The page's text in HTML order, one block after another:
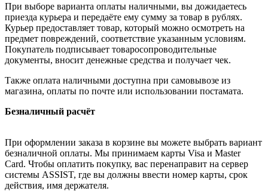
При выборе варианта оплаты наличными, вы дожидаетесь
приезда курьера и передаёте ему сумму за товар в рублях.
Курьер предоставляет товар, который можно осмотреть на
предмет повреждений, соответствие указанным условиям.
Покупатель подписывает товаросопроводительные
документы, вносит денежные средства и получает чек.
Также оплата наличными доступна при самовывозе из
магазина, оплаты по почте или использовании постамата.
Безналичный расчёт
При оформлении заказа в корзине вы можете выбрать вариант
безналичной оплаты. Мы принимаем карты Visa и Master
Card. Чтобы оплатить покупку, вас перенаправит на сервер
системы ASSIST, где вы должны ввести номер карты, срок
действия, имя держателя.